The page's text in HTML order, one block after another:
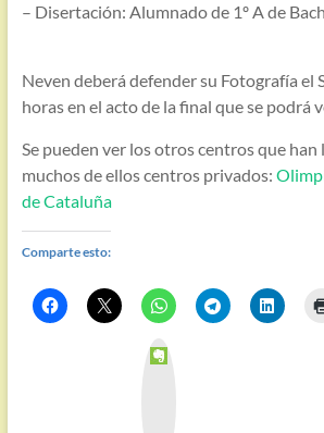
– Disertación: Alumnado de 1º A de
Neven deberá defender su Fotografía el
horas en el acto de la final que se podrá
Se pueden ver los otros centros que han
muchos de ellos centros privados:
de Cataluña
Comparte esto:
E
v